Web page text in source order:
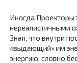
Иногда Проекторы
нереалистичными
Зная, что внутри
«выдающий» им
энергию, словно